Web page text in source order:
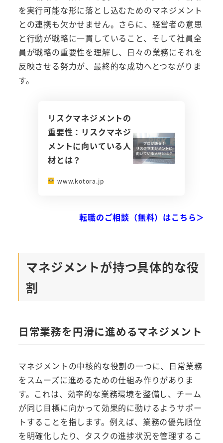
を実行可能な形に落とし込むためのマネジメント
との連携も欠かせません。さらに、経営者の意思
と行動が戦略に一貫していること、そして社員全
員が戦略の重要性を理解し、日々の業務にそれを
反映させる努力が、最終的な成功へとつながりま
す。
リスクマネジメントの
重要性：リスクマネジ
メントに向いている人
材とは？
www.kotora.jp
転職のご相談（無料）はこちら＞
マネジメントが持つ具体的な役
割
日常業務を円滑に進めるマネジメント
マネジメントの中核的な役割の一つに、日常業務
をスムーズに進めるための仕組み作りがありま
す。これは、効率的な業務環境を整備し、チーム
が同じ目標に向かって効果的に動けるようサポー
トすることを指します。例えば、業務の優先順位
を明確化したり、タスクの進捗状況を管理するこ